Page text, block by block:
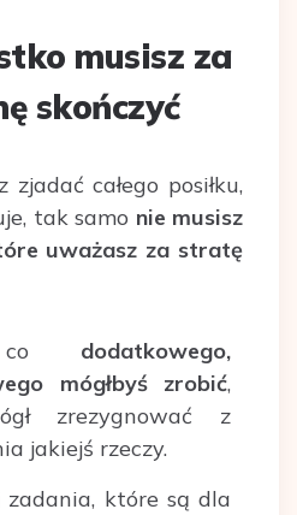
musisz za
skończyć
całego posiłku,
tak samo nie musisz
uważasz za stratę
co dodatkowego,
mógłbyś zrobić,
zrezygnować z
jakiejś rzeczy.
zadania, które są dla